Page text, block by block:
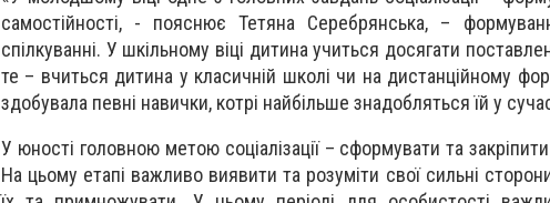
самостійності, - пояснює Тетяна Серебрянська, –
спілкуванні. У шкільному віці дитина учиться досягати
те – вчиться дитина у класичній школі чи на дистанційному
здобувала певні навички, котрі найбільше знадобляться їй у
У юності головною метою соціалізації – сформувати та
На цьому етапі важливо виявити та розуміти свої сильні